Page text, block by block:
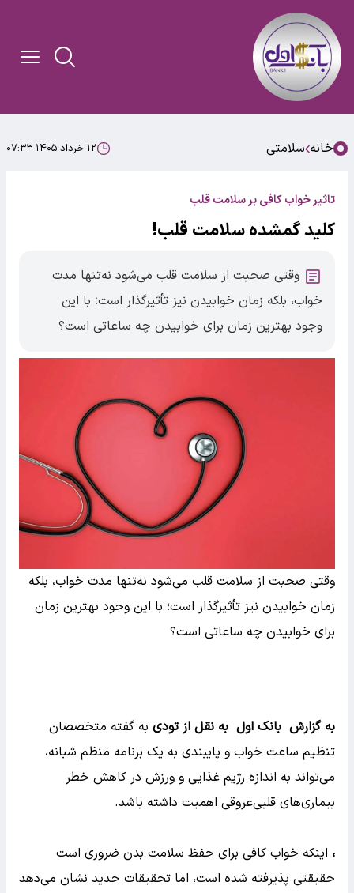
خانه سلامتی ۱۲ خرداد ۱۴۰۵ ۰۷:۳۳
تاثیر خواب کافی بر سلامت قلب
کلید گمشده سلامت قلب!
وقتی صحبت از سلامت قلب می‌شود نه‌تنها مدت
خواب، بلکه زمان خوابیدن نیز تأثیرگذار است؛ با این
وجود بهترین زمان برای خوابیدن چه ساعاتی است؟
وقتی صحبت از سلامت قلب می‌شود نه‌تنها مدت خواب، بلکه
زمان خوابیدن نیز تأثیرگذار است؛ با این وجود بهترین زمان
برای خوابیدن چه ساعاتی است؟
به گزارش بانک اول به نقل از تودی به گفته متخصصان
تنظیم ساعت خواب و پایبندی به یک برنامه منظم شبانه،
می‌تواند به اندازه رژیم غذایی و ورزش در کاهش خطر
بیماری‌های قلبی‌عروقی اهمیت داشته باشد.
، اینکه خواب کافی برای حفظ سلامت بدن ضروری است
حقیقتی پذیرفته شده است، اما تحقیقات جدید نشان می‌دهد